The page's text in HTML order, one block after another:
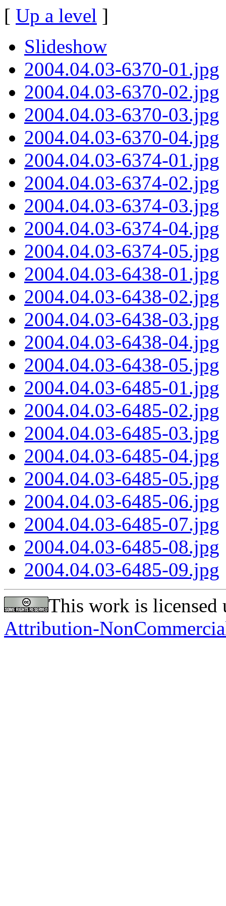
[ Up a level ]
Slideshow
2004.04.03-6370-01.jpg
2004.04.03-6370-02.jpg
2004.04.03-6370-03.jpg
2004.04.03-6370-04.jpg
2004.04.03-6374-01.jpg
2004.04.03-6374-02.jpg
2004.04.03-6374-03.jpg
2004.04.03-6374-04.jpg
2004.04.03-6374-05.jpg
2004.04.03-6438-01.jpg
2004.04.03-6438-02.jpg
2004.04.03-6438-03.jpg
2004.04.03-6438-04.jpg
2004.04.03-6438-05.jpg
2004.04.03-6485-01.jpg
2004.04.03-6485-02.jpg
2004.04.03-6485-03.jpg
2004.04.03-6485-04.jpg
2004.04.03-6485-05.jpg
2004.04.03-6485-06.jpg
2004.04.03-6485-07.jpg
2004.04.03-6485-08.jpg
2004.04.03-6485-09.jpg
This work is licensed
Attribution-